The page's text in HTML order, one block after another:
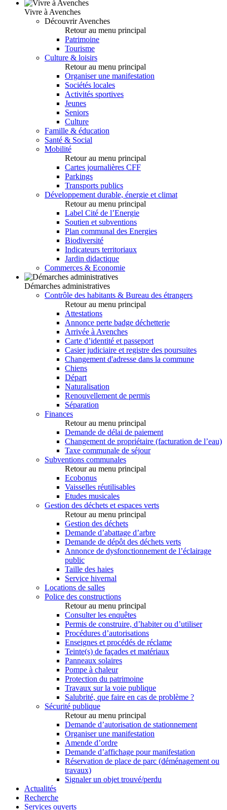
Vivre à Avenches
Découvrir Avenches
Retour au menu principal
Patrimoine
Tourisme
Culture & loisirs
Retour au menu principal
Organiser une manifestation
Sociétés locales
Activités sportives
Jeunes
Seniors
Culture
Famille & éducation
Santé & Social
Mobilité
Retour au menu principal
Cartes journalières CFF
Parkings
Transports publics
Développement durable, énergie et climat
Retour au menu principal
Label Cité de l’Energie
Soutien et subventions
Plan communal des Energies
Biodiversité
Indicateurs territoriaux
Jardin didactique
Commerces & Economie
Démarches administratives
Contrôle des habitants & Bureau des étrangers
Retour au menu principal
Attestations
Annonce perte badge déchetterie
Arrivée à Avenches
Carte d’identité et passeport
Casier judiciaire et registre des poursuites
Changement d'adresse dans la commune
Chiens
Départ
Naturalisation
Renouvellement de permis
Séparation
Finances
Retour au menu principal
Demande de délai de paiement
Changement de propriétaire (facturation de l’eau)
Taxe communale de séjour
Subventions communales
Retour au menu principal
Ecobonus
Vaisselles réutilisables
Etudes musicales
Gestion des déchets et espaces verts
Retour au menu principal
Gestion des déchets
Demande d’abattage d’arbre
Demande de dépôt des déchets verts
Annonce de dysfonctionnement de l’éclairage
public
Taille des haies
Service hivernal
Locations de salles
Police des constructions
Retour au menu principal
Consulter les enquêtes
Permis de construire, d’habiter ou d’utiliser
Procédures d’autorisations
Enseignes et procédés de réclame
Teinte(s) de façades et matériaux
Panneaux solaires
Pompe à chaleur
Protection du patrimoine
Travaux sur la voie publique
Salubrité, que faire en cas de problème ?
Sécurité publique
Retour au menu principal
Demande d’autorisation de stationnement
Organiser une manifestation
Amende d’ordre
Demande d’affichage pour manifestation
Réservation de place de parc (déménagement ou
travaux)
Signaler un objet trouvé/perdu
Actualités
Recherche
Services ouverts